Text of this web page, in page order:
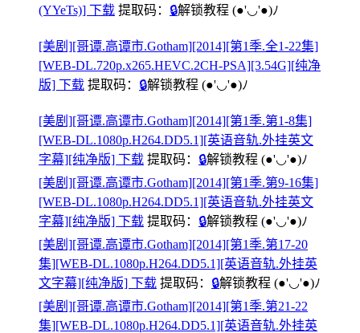
(YYeTs)] 下载 提取码： 🔒解锁教程 (●'◡'●)ﾉ
[美剧][哥谭.高谭市.Gotham][2014][第1季.全1-22集]
[WEB-DL.720p.x265.HEVC.2CH-PSA][3.54G][纯净
版] 下载 提取码： 🔒解锁教程 (●'◡'●)ﾉ
[美剧][哥谭.高谭市.Gotham][2014][第1季.第1-8集]
[WEB-DL.1080p.H264.DD5.1][英语音轨.外挂英文
字幕][纯净版] 下载 提取码： 🔒解锁教程 (●'◡'●)ﾉ
[美剧][哥谭.高谭市.Gotham][2014][第1季.第9-16集]
[WEB-DL.1080p.H264.DD5.1][英语音轨.外挂英文
字幕][纯净版] 下载 提取码： 🔒解锁教程 (●'◡'●)ﾉ
[美剧][哥谭.高谭市.Gotham][2014][第1季.第17-20
集][WEB-DL.1080p.H264.DD5.1][英语音轨.外挂英
文字幕][纯净版] 下载 提取码： 🔒解锁教程 (●'◡'●)ﾉ
[美剧][哥谭.高谭市.Gotham][2014][第1季.第21-22
集][WEB-DL.1080p.H264.DD5.1][英语音轨.外挂英